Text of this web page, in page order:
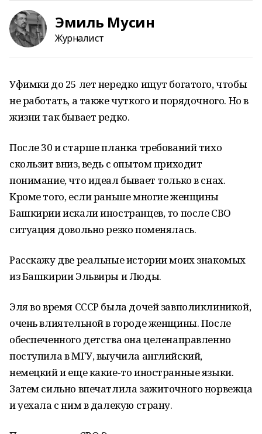
Эмиль Мусин
Журналист
Уфимки до 25 лет нередко ищут богатого, чтобы
не работать, а также чуткого и порядочного. Но в
жизни так бывает редко.
После 30 и старше планка требований тихо
скользит вниз, ведь с опытом приходит
понимание, что идеал бывает только в снах.
Кроме того, если раньше многие женщины
Башкирии искали иностранцев, то после СВО
ситуация довольно резко поменялась.
Расскажу две реальные истории моих знакомых
из Башкирии Эльвиры и Люды.
Эля во время СССР была дочей завполиклиникой,
очень влиятельной в городе женщины. После
обеспеченного детства она целенаправленно
поступила в МГУ, выучила английский,
немецкий и еще какие-то иностранные языки.
Затем сильно впечатлила зажиточного норвежца
и уехала с ним в далекую страну.